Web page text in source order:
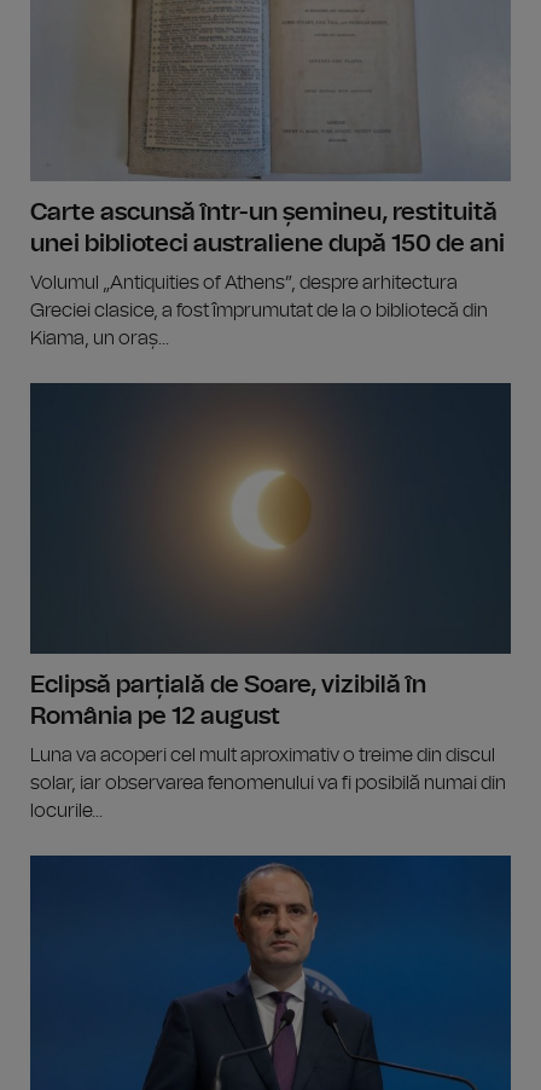
Carte ascunsă într-un șemineu, restituită
unei biblioteci australiene după 150 de ani
Volumul „Antiquities of Athens”, despre arhitectura
Greciei clasice, a fost împrumutat de la o bibliotecă din
Kiama, un oraș...
Eclipsă parțială de Soare, vizibilă în
România pe 12 august
Luna va acoperi cel mult aproximativ o treime din discul
solar, iar observarea fenomenului va fi posibilă numai din
locurile...